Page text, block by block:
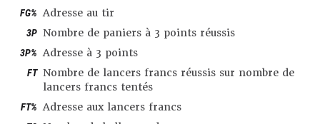
FG% Adresse au tir
3P Nombre de paniers à 3 points réussis
3P% Adresse à 3 points
FT Nombre de lancers francs réussis sur nombre de
lancers francs tentés
FT% Adresse aux lancers francs